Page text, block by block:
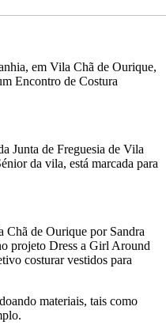
em Vila Chã de Ourique,
Encontro de Costura
Junta de Freguesia de Vila
da vila, está marcada para
Chã de Ourique por Sandra
projeto Dress a Girl Around
costurar vestidos para
materiais, tais como